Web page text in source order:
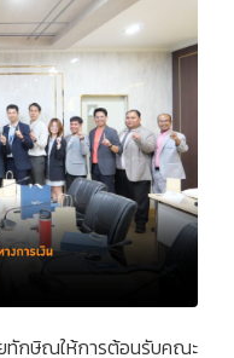
ทักษิณให้การต้อนรับคณะ